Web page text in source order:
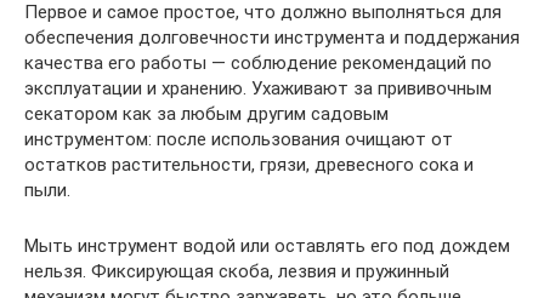
Первое и самое простое, что должно выполняться для
обеспечения долговечности инструмента и поддержания
качества его работы — соблюдение рекомендаций по
эксплуатации и хранению. Ухаживают за прививочным
секатором как за любым другим садовым
инструментом: после использования очищают от
остатков растительности, грязи, древесного сока и
пыли.
Мыть инструмент водой или оставлять его под дождем
нельзя. Фиксирующая скоба, лезвия и пружинный